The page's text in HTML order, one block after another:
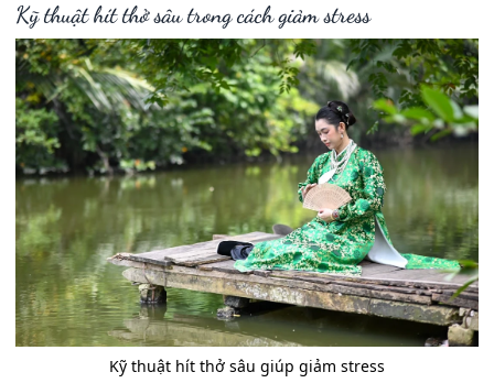
Kỹ thuật hít thở sâu trong cách giảm stress
Kỹ thuật hít thở sâu giúp giảm stress